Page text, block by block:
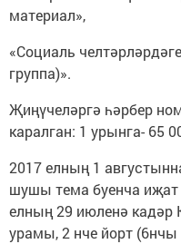
материал»,
«Социаль
группа)».
Җиңүчеләргә һәрбер
каралган: 1 урынга- 65
2017 елның 1
шушы тема буенча иҗат
елның 29 июленә кадәр
урамы, 2 нче йорт (6нчы